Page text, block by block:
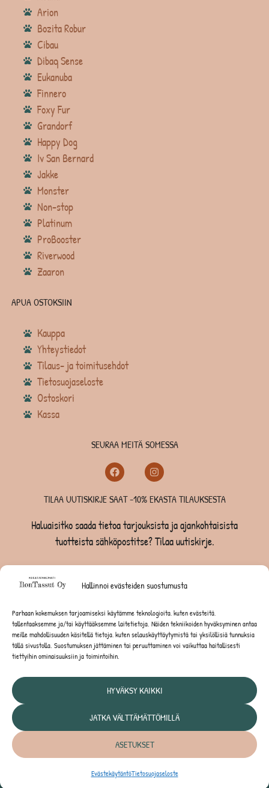
Hallinnoi evästeiden suostumusta
Parhaan kokemuksen tarjoamiseksi käytämme teknologioita, kuten evästeitä,
tallentaaksemme ja/tai käyttääksemme laitetietoja. Näiden tekniikoiden hyväksyminen antaa
meille mahdollisuuden käsitellä tietoja, kuten selauskäyttäytymistä tai yksilöllisiä tunnuksia
tällä sivustolla. Suostumuksen jättäminen tai peruuttaminen voi vaikuttaa haitallisesti
tiettyihin ominaisuuksiin ja toimintoihin.
HYVÄKSY KAIKKI
JATKA VÄLTTÄMÄTTÖMILLÄ
ASETUKSET
EvästekäytäntöTietosuojaseloste
Arion
Bozita Robur
Cibau
Dibaq Sense
Eukanuba
Finnero
Foxy Fur
Grandorf
Happy Dog
Iv San Bernard
Jakke
Monster
Non-stop
Platinum
ProBooster
Riverwood
Zaaron
APUA OSTOKSIIN
Kauppa
Yhteystiedot
Tilaus- ja toimitusehdot
Tietosuojaseloste
Ostoskori
Kassa
SEURAA MEITÄ SOMESSA
TILAA UUTISKIRJE SAAT -10% EKASTA TILAUKSESTA
Haluaisitko saada tietoa tarjouksista ja ajankohtaisista
tuotteista sähköpostitse? Tilaa uutiskirje.
TILAA UUTISKIRJE -SAAT -10% EKASTA TILAUKSESTA
KISSOILLE
JYRSIJÖILLE